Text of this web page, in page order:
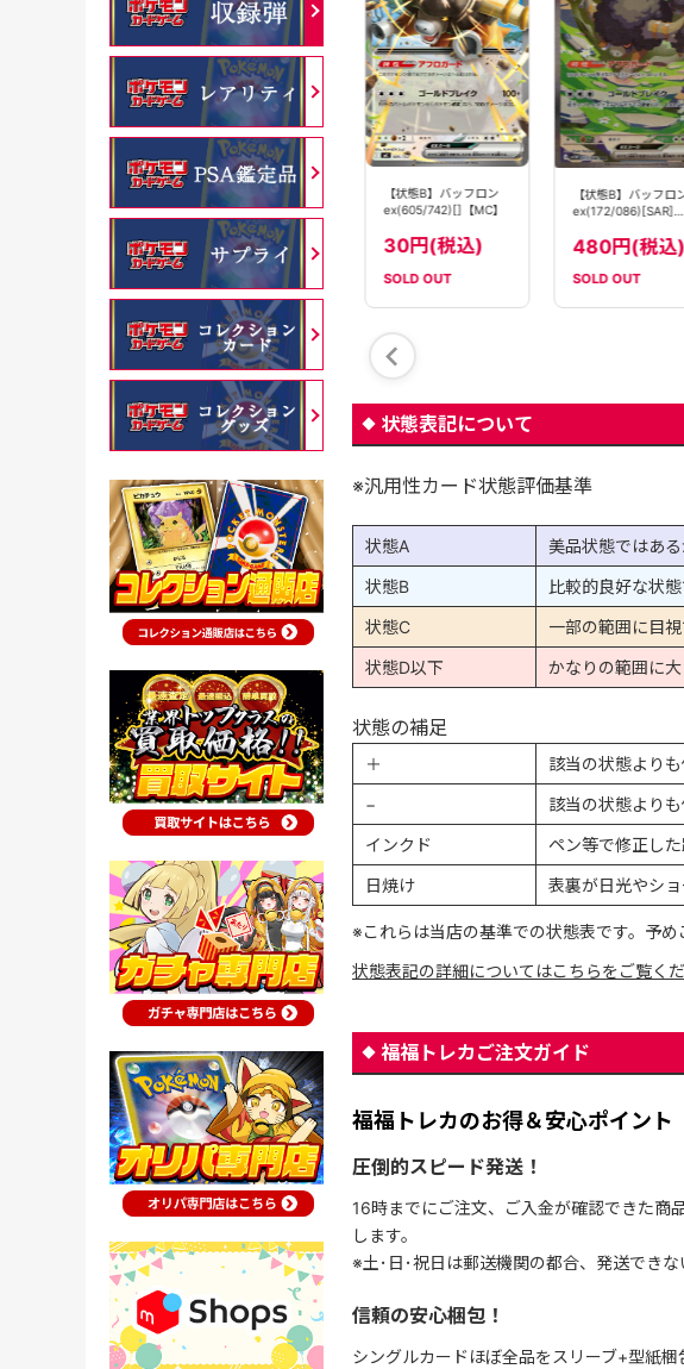
バッフロン
ex(605/742)[]【MC】
100円(税込)
SOLD OUT
【状態B】バッフロン
ex(605/742)[]【MC】
30円(税込)
SOLD OUT
【状態B】バッフロ
ex(172/086)[SAR]
480円(税込)
SOLD OUT
状態表記について
※汎用性カード状態評価基準
状態A
美品状態ではあ
状態B
比較的良好な状
状態C
一部の範囲に目
状態D以下
かなりの範囲に大
状態の補足
＋
該当の状態より
−
該当の状態より
インクド
ペン等で修正した
日焼け
表裏が日光やシ
※これらは当店の基準での状態表です。予め
状態表記の詳細についてはこちらをご覧く
福福トレカご注文ガイド
福福トレカのお得＆安心ポイント
圧倒的スピード発送！
16時までにご注文、ご入金が確認できた商
します。
※土･日･祝日は郵送機関の都合、発送できな
信頼の安心梱包！
シングルカードほぼ全品をスリーブ+型紙梱